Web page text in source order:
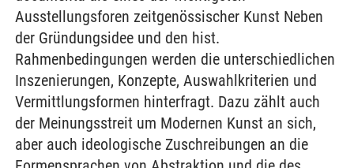
Ausstellungsforen zeitgenössischer Kunst Neben
der Gründungsidee und den hist.
Rahmenbedingungen werden die unterschiedlichen
Inszenierungen, Konzepte, Auswahlkriterien und
Vermittlungsformen hinterfragt. Dazu zählt auch
der Meinungsstreit um Modernen Kunst an sich,
aber auch ideologische Zuschreibungen an die